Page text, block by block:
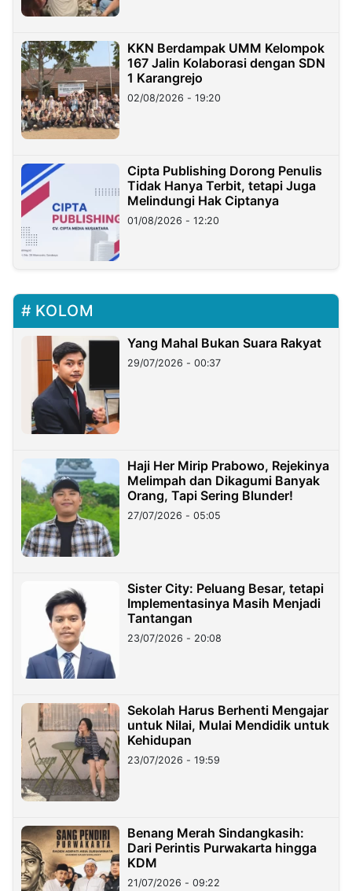
KKN Berdampak UMM Kelompok
167 Jalin Kolaborasi dengan SDN
1 Karangrejo
02/08/2026 - 19:20
Cipta Publishing Dorong Penulis
Tidak Hanya Terbit, tetapi Juga
Melindungi Hak Ciptanya
01/08/2026 - 12:20
KOLOM
Yang Mahal Bukan Suara Rakyat
29/07/2026 - 00:37
Haji Her Mirip Prabowo, Rejekinya
Melimpah dan Dikagumi Banyak
Orang, Tapi Sering Blunder!
27/07/2026 - 05:05
Sister City: Peluang Besar, tetapi
Implementasinya Masih Menjadi
Tantangan
23/07/2026 - 20:08
Sekolah Harus Berhenti Mengajar
untuk Nilai, Mulai Mendidik untuk
Kehidupan
23/07/2026 - 19:59
Benang Merah Sindangkasih:
Dari Perintis Purwakarta hingga
KDM
21/07/2026 - 09:22